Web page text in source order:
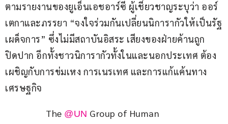
ตามรายงานของยูเอ็นเอชอาร์ซี ผู้เชี่ยวชาญระบุว่า ออร์
เตกาและภรรยา “จงใจร่วมกันเปลี่ยนนิการากัวให้เป็นรัฐ
เผด็จการ” ซึ่งไม่มีสถาบันอิสระ เสียงของฝ่ายค้านถูก
ปิดปาก อีกทั้งชาวนิการากัวทั้งในและนอกประเทศ ต้อง
เผชิญกับการข่มเหง การเนรเทศ และการแก้แค้นทาง
เศรษฐกิจ
The @UN Group of Human